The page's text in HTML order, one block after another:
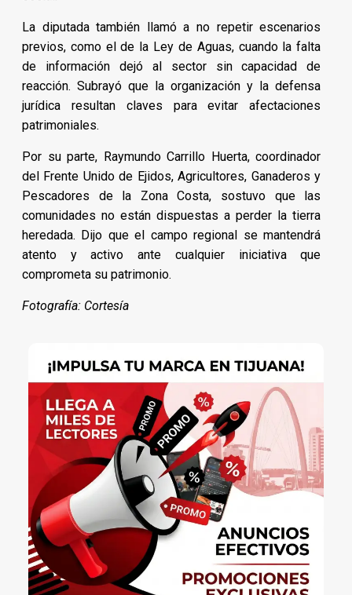
La diputada también llamó a no repetir escenarios
previos, como el de la Ley de Aguas, cuando la falta
de información dejó al sector sin capacidad de
reacción. Subrayó que la organización y la defensa
jurídica resultan claves para evitar afectaciones
patrimoniales.
Por su parte, Raymundo Carrillo Huerta, coordinador
del Frente Unido de Ejidos, Agricultores, Ganaderos y
Pescadores de la Zona Costa, sostuvo que las
comunidades no están dispuestas a perder la tierra
heredada. Dijo que el campo regional se mantendrá
atento y activo ante cualquier iniciativa que
comprometa su patrimonio.
Fotografía: Cortesía